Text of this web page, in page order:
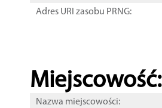
Adres URI zasobu PRNG:
Miejscowość:
Nazwa miejscowości: